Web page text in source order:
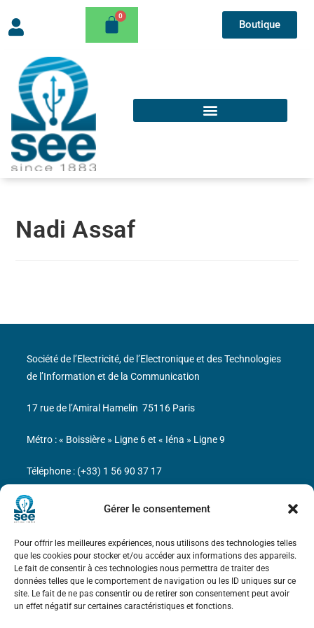
Gérer le consentement
Pour offrir les meilleures expériences, nous utilisons des technologies telles
que les cookies pour stocker et/ou accéder aux informations des appareils.
Le fait de consentir à ces technologies nous permettra de traiter des
données telles que le comportement de navigation ou les ID uniques sur ce
site. Le fait de ne pas consentir ou de retirer son consentement peut avoir
un effet négatif sur certaines caractéristiques et fonctions.
Boutique
Nadi Assaf
Bicentenaire des découvertes d’André-
Marie Ampère
Mentions légales
Société de l’Electricité, de l’Electronique et des Technologies
de l’Information et de la Communication
17 rue de l’Amiral Hamelin 75116 Paris
Métro : « Boissière » Ligne 6 et « Iéna » Ligne 9
Téléphone : (+33) 1 56 90 37 17
N° de SIREN : 785 393 232, Code APE : 9412Z TVA intra-
communautaire : FR44 785 393 232